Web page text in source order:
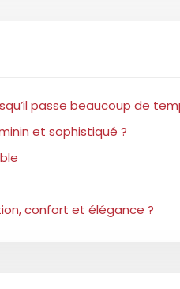
passe beaucoup de
et sophistiqué ?
confort et élégance ?